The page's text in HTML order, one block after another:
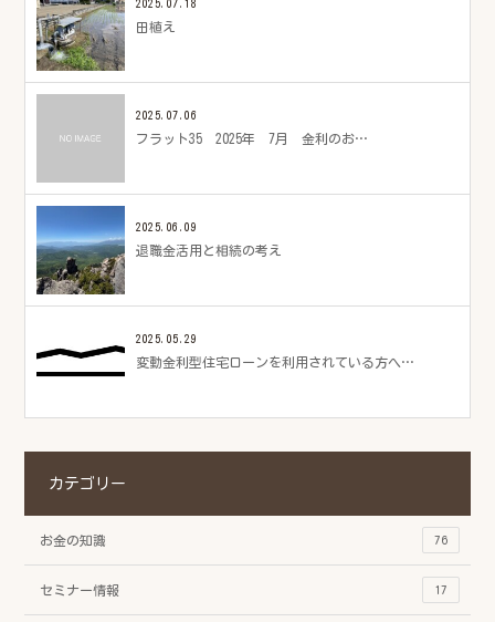
2025.07.18
田植え
2025.07.06
フラット35 2025年 7月 金利のお…
2025.06.09
退職金活用と相続の考え
2025.05.29
変動金利型住宅ローンを利用されている方へ…
カテゴリー
お金の知識 76
セミナー情報 17